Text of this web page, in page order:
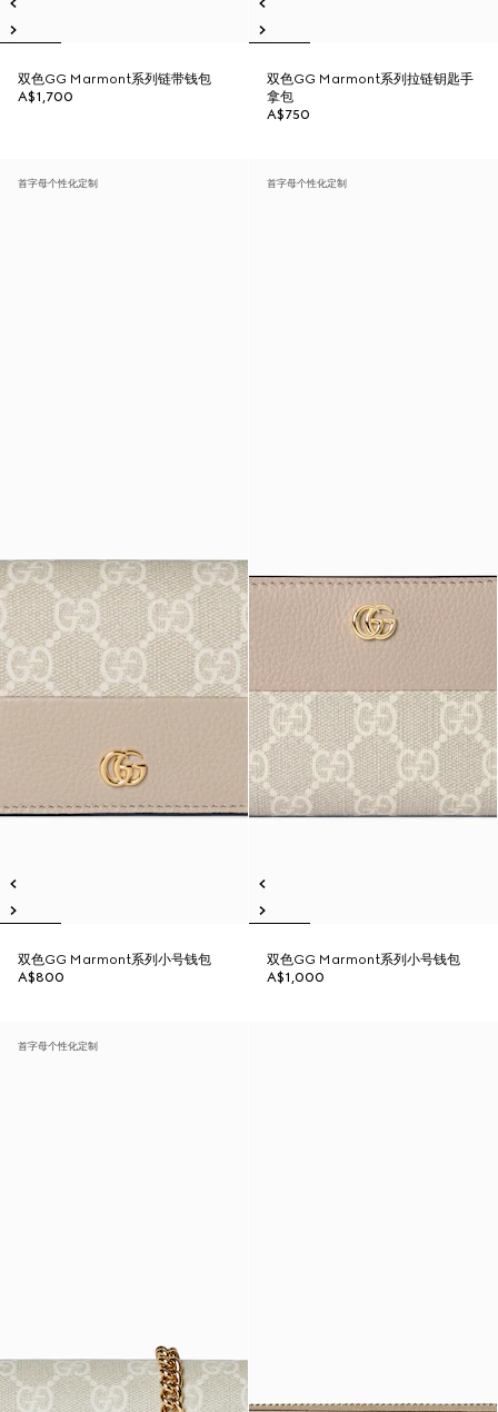
双色GG Marmont系列链带钱包
A$1,700
双色GG Marmont系列拉链钥匙手
拿包
A$750
首字母个性化定制
双色GG Marmont系列小号钱包
A$800
首字母个性化定制
双色GG Marmont系列小号钱包
A$1,000
首字母个性化定制